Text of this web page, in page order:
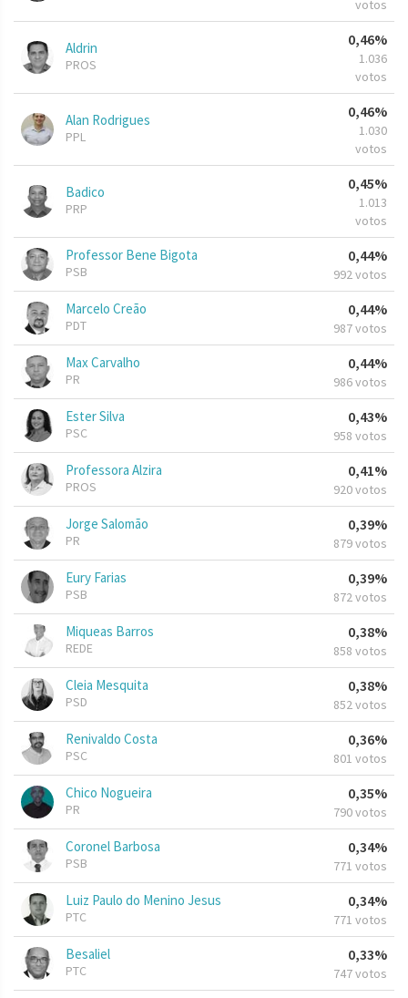
votos
Aldrin
PROS
0,46%
1.036
votos
Alan Rodrigues
PPL
0,46%
1.030
votos
Badico
PRP
0,45%
1.013
votos
Professor Bene Bigota
PSB
0,44%
992 votos
Marcelo Creão
PDT
0,44%
987 votos
Max Carvalho
PR
0,44%
986 votos
Ester Silva
PSC
0,43%
958 votos
Professora Alzira
PROS
0,41%
920 votos
Jorge Salomão
PR
0,39%
879 votos
Eury Farias
PSB
0,39%
872 votos
Miqueas Barros
REDE
0,38%
858 votos
Cleia Mesquita
PSD
0,38%
852 votos
Renivaldo Costa
PSC
0,36%
801 votos
Chico Nogueira
PR
0,35%
790 votos
Coronel Barbosa
PSB
0,34%
771 votos
Luiz Paulo do Menino Jesus
PTC
0,34%
771 votos
Besaliel
PTC
0,33%
747 votos